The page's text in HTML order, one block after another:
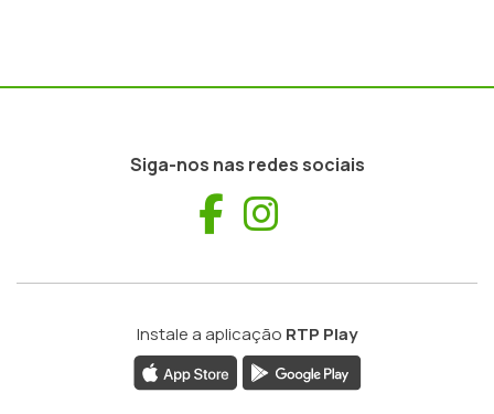
Siga-nos nas redes sociais
Facebook
Instale a aplicação RTP Play